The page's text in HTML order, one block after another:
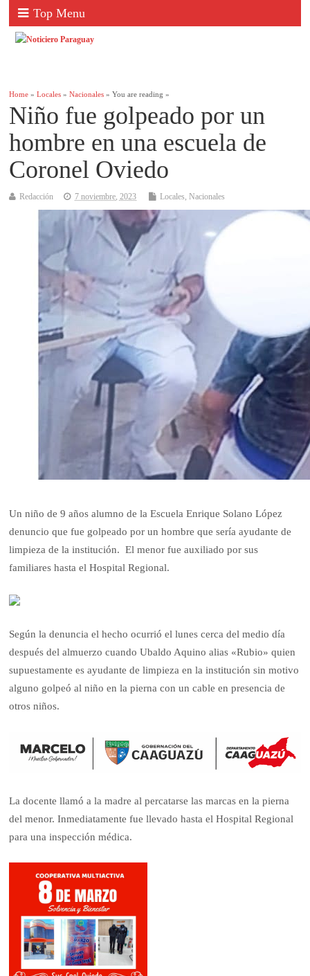
Top Menu
Home »Locales »Nacionales » You are reading »
Niño fue golpeado por un
hombre en una escuela de
Coronel Oviedo
Redacción 7 noviembre, 2023 Locales,Nacionales
Un niño de 9 años alumno de la Escuela Enrique Solano López
denuncio que fue golpeado por un hombre que sería ayudante de
limpieza de la institución. El menor fue auxiliado por sus
familiares hasta el Hospital Regional.
Según la denuncia el hecho ocurrió el lunes cerca del medio día
después del almuerzo cuando Ubaldo Aquino alias «Rubio» quien
supuestamente es ayudante de limpieza en la institución sin motivo
alguno golpeó al niño en la pierna con un cable en presencia de
otros niños.
La docente llamó a la madre al percatarse las marcas en la pierna
del menor. Inmediatamente fue llevado hasta el Hospital Regional
para una inspección médica.